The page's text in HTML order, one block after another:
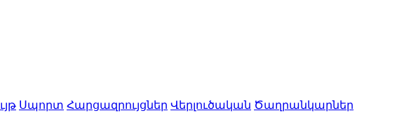
Սպորտ Հարցազրույցներ Վերլուծական Ծաղրանկարներ